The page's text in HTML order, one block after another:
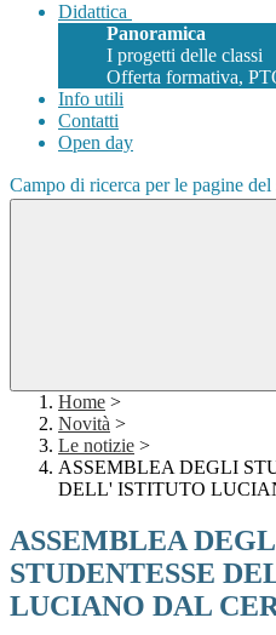
Didattica
Panoramica
I progetti delle classi
Offerta formativa,
Info utili
Contatti
Open day
Campo di ricerca per le pagine del
Home >
Novità >
Le notizie >
ASSEMBLEA DEGLI
DELL' ISTITUTO
ASSEMBLEA
STUDENTESSE
LUCIANO DAL